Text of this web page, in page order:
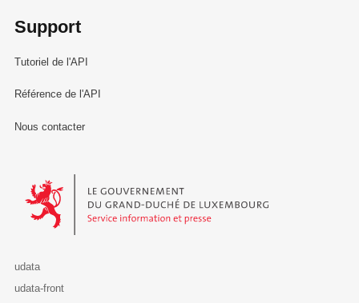
Support
Tutoriel de l'API
Référence de l'API
Nous contacter
Le Gouvernement du Grand-Duché de Luxembourg - Service
udata
udata-front